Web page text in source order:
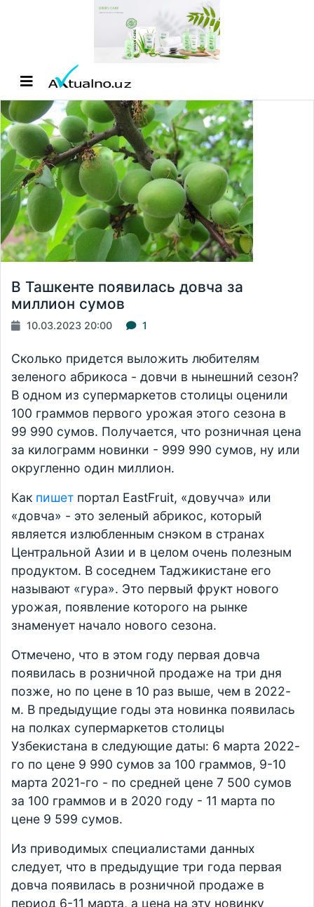
В Ташкенте появилась довча за
миллион сумов
10.03.2023 20:00 1
Сколько придется выложить любителям
зеленого абрикоса - довчи в нынешний сезон?
В одном из супермаркетов столицы оценили
100 граммов первого урожая этого сезона в
99 990 сумов. Получается, что розничная цена
за килограмм новинки - 999 990 сумов, ну или
округленно один миллион.
Как пишет портал EastFruit, «довучча» или
«довча» - это зеленый абрикос, который
является излюбленным снэком в странах
Центральной Азии и в целом очень полезным
продуктом. В соседнем Таджикистане его
называют «гура». Это первый фрукт нового
урожая, появление которого на рынке
знаменует начало нового сезона.
Отмечено, что в этом году первая довча
появилась в розничной продаже на три дня
позже, но по цене в 10 раз выше, чем в 2022-
м. В предыдущие годы эта новинка появилась
на полках супермаркетов столицы
Узбекистана в следующие даты: 6 марта 2022-
го по цене 9 990 сумов за 100 граммов, 9-10
марта 2021-го - по средней цене 7 500 сумов
за 100 граммов и в 2020 году - 11 марта по
цене 9 599 сумов.
Из приводимых специалистами данных
следует, что в предыдущие три года первая
довча появилась в розничной продаже в
период 6-11 марта, а цена на эту новинку